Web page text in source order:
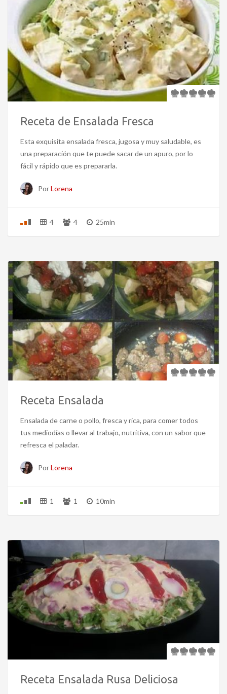
Receta de Ensalada Fresca
Esta exquisita ensalada fresca, jugosa y muy saludable, es
una preparación que te puede sacar de un apuro, por lo
fácil y rápido que es prepararla.
PorLorena
4 4 25min
Receta Ensalada
Ensalada de carne o pollo, fresca y rica, para comer todos
tus mediodías o llevar al trabajo, nutritiva, con un sabor que
refresca el paladar.
PorLorena
1 1 10min
Receta Ensalada Rusa Deliciosa